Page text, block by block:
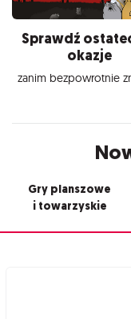
Sprawdź
okazje
zanim bezpowrotnie
Gry planszowe
i towarzyskie